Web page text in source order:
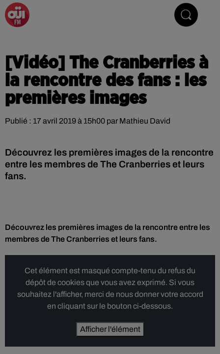
[Vidéo] The Cranberries à
la rencontre des fans : les
premières images
Publié : 17 avril 2019 à 15h00 par Mathieu David
Découvrez les premières images de la rencontre
entre les membres de The Cranberries et leurs
fans.
Découvrez les premières images de la rencontre entre les
membres de The Cranberries et leurs fans.
Cet élément est masqué compte-tenu du refus du
dépôt de cookies que vous avez exprimé. Si vous
souhaitez l'afficher, merci de nous donner votre accord
en cliquant sur le bouton ci-dessous.
Afficher l'élément